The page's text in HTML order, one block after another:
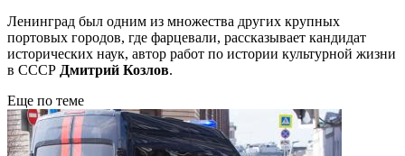
Ленинград был одним из множества других крупных
портовых городов, где фарцевали, рассказывает кандидат
исторических наук, автор работ по истории культурной жизни
в СССР Дмитрий Козлов.
Еще по теме